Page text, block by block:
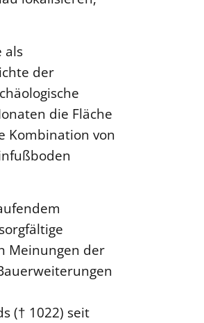
als
der
die Fläche
Kombination von
Meinungen der
(† 1022) seit